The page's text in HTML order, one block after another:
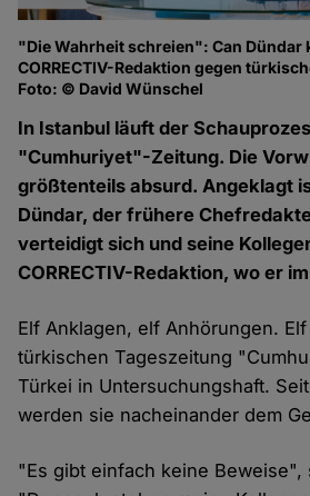
"Die Wahrheit schreien": Can Dündar
CORRECTIV-Redaktion gegen
Foto: © David Wünschel
In Istanbul läuft der
"Cumhuriyet"-Zeitung. Die
größtenteils absurd. Angeklagt
Dündar, der frühere
verteidigt sich und seine
CORRECTIV-Redaktion, wo er
Elf Anklagen, elf Anhörungen.
türkischen Tageszeitung
Türkei in Untersuchungshaft.
werden sie nacheinander dem
"Es gibt einfach keine Beweise",